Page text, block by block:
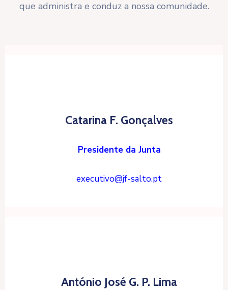
que administra e conduz a nossa comunidade.
Catarina F. Gonçalves
Presidente da Junta
executivo@jf-salto.pt
António José G. P. Lima